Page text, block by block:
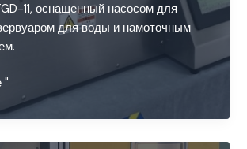
11, оснащенный насосом для
для воды и намоточным
"